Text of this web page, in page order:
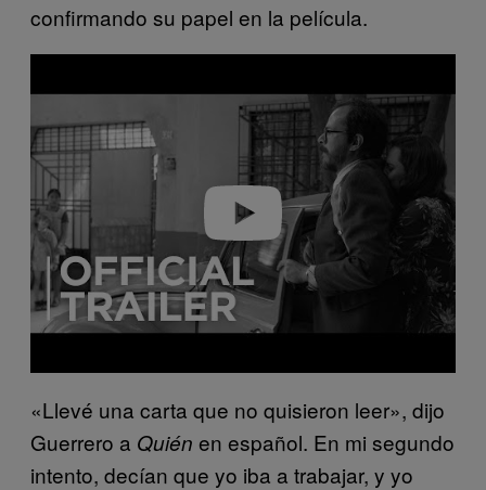
confirmando su papel en la película.
a
v
d
«Llevé una carta que no quisieron leer», dijo
Guerrero a Quién en español. En mi segundo
intento, decían que yo iba a trabajar, y yo